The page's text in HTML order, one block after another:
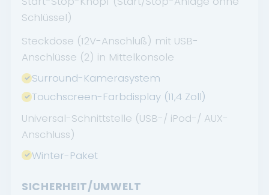
Schlüssel)
Steckdose (12V-Anschluß) mit USB-
Anschlüsse (2) in Mittelkonsole
Surround-Kamerasystem
Touchscreen-Farbdisplay (11,4 Zoll)
Universal-Schnittstelle (USB-/ iPod-/ AUX-
Anschluss)
Winter-Paket
SICHERHEIT/UMWELT